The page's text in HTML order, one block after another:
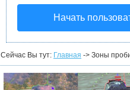
Начать
Сейчас Вы тут: Главная -> Зоны